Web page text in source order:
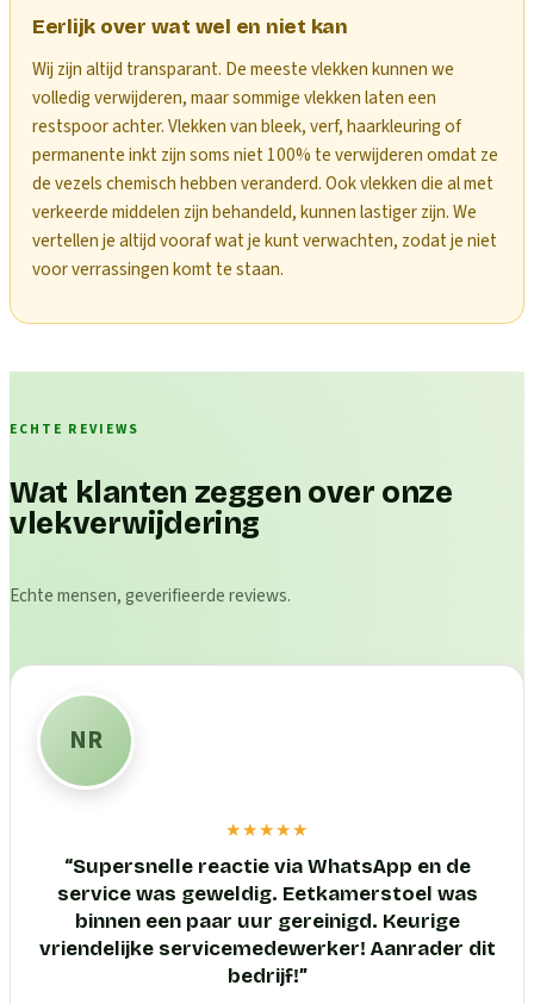
Eerlijk over wat wel en niet kan
Wij zijn altijd transparant. De meeste vlekken kunnen we
volledig verwijderen, maar sommige vlekken laten een
restspoor achter. Vlekken van bleek, verf, haarkleuring of
permanente inkt zijn soms niet 100% te verwijderen omdat ze
de vezels chemisch hebben veranderd. Ook vlekken die al met
verkeerde middelen zijn behandeld, kunnen lastiger zijn. We
vertellen je altijd vooraf wat je kunt verwachten, zodat je niet
voor verrassingen komt te staan.
ECHTE REVIEWS
Wat klanten zeggen over onze
vlekverwijdering
Echte mensen, geverifieerde reviews.
NR
★★★★★
“Supersnelle reactie via WhatsApp en de
service was geweldig. Eetkamerstoel was
binnen een paar uur gereinigd. Keurige
vriendelijke servicemedewerker! Aanrader dit
bedrijf!”